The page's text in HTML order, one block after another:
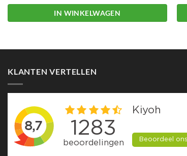
IN WINKELWAGEN
meerdere
Deze
kan
gekozen
worden
KLANTEN VERTELLEN